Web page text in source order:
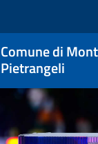
Comune di
Pietrangeli